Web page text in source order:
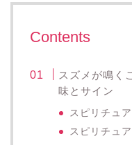
Contents
スズメが鳴く
味とサイン
スピリチュ
スピリチュ